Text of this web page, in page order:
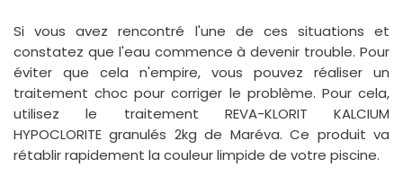
Si vous avez rencontré l'une de ces situations et
constatez que l'eau commence à devenir trouble. Pour
éviter que cela n'empire, vous pouvez réaliser un
traitement choc pour corriger le problème. Pour cela,
utilisez le traitement REVA-KLORIT KALCIUM
HYPOCLORITE granulés 2kg de Maréva. Ce produit va
rétablir rapidement la couleur limpide de votre piscine.